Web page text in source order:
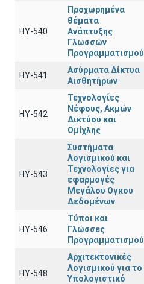
HY-540
Προχωρημένα
θέματα
Ανάπτυξης
Γλωσσών
Προγραμματισμού
ΗΥ-541
Ασύρματα Δίκτυα
Αισθητήρων
ΗΥ-542
Τεχνολογίες
Νέφους, Ακμών
Δικτύου και
Ομίχλης
ΗΥ-543
Συστήματα
Λογισμικού και
Τεχνολογίες για
εφαρμογές
Μεγάλου Ογκου
Δεδομένων
ΗΥ-546
Τύποι και
Γλώσσες
Προγραμματισμού
ΗΥ-548
Αρχιτεκτονικές
Λογισμικού για το
Υπολογιστικό